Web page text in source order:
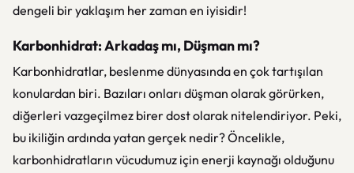
dengeli bir yaklaşım her zaman en iyisidir!
Karbonhidrat: Arkadaş mı, Düşman mı?
Karbonhidratlar, beslenme dünyasında en çok tartışılan
konulardan biri. Bazıları onları düşman olarak görürken,
diğerleri vazgeçilmez birer dost olarak nitelendiriyor. Peki,
bu ikiliğin ardında yatan gerçek nedir? Öncelikle,
karbonhidratların vücudumuz için enerji kaynağı olduğunu